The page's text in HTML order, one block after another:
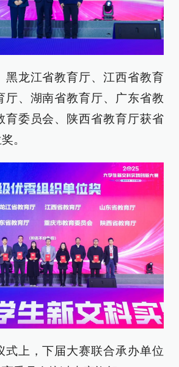
黑龙江省教育厅、江西省教育
厅、湖南省教育厅、广东省教
育委员会、陕西省教育厅获省
。
式上，下届大赛联合承办单位